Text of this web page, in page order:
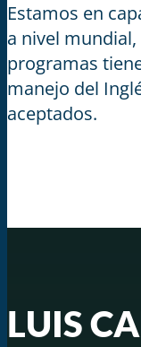
Estamos en
a nivel
programas
manejo del
aceptados.
LUIS